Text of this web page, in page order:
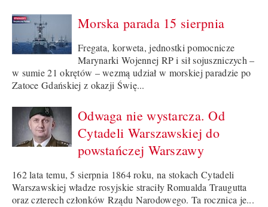
Morska parada 15 sierpnia
Fregata, korweta, jednostki pomocnicze
Marynarki Wojennej RP i sił sojuszniczych –
w sumie 21 okrętów – wezmą udział w morskiej paradzie po
Zatoce Gdańskiej z okazji Świę...
Odwaga nie wystarcza. Od
Cytadeli Warszawskiej do
powstańczej Warszawy
162 lata temu, 5 sierpnia 1864 roku, na stokach Cytadeli
Warszawskiej władze rosyjskie straciły Romualda Traugutta
oraz czterech członków Rządu Narodowego. Ta rocznica je...